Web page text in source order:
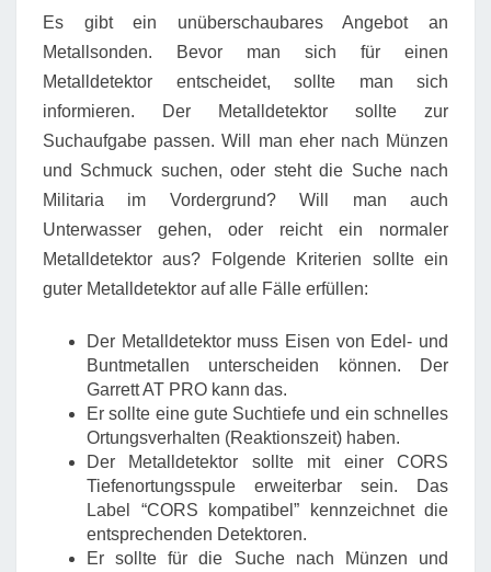
Es gibt ein unüberschaubares Angebot an
Metallsonden. Bevor man sich für einen
Metalldetektor entscheidet, sollte man sich
informieren. Der Metalldetektor sollte zur
Suchaufgabe passen. Will man eher nach Münzen
und Schmuck suchen, oder steht die Suche nach
Militaria im Vordergrund? Will man auch
Unterwasser gehen, oder reicht ein normaler
Metalldetektor aus? Folgende Kriterien sollte ein
guter Metalldetektor auf alle Fälle erfüllen:
Der Metalldetektor muss Eisen von Edel- und
Buntmetallen unterscheiden können. Der
Garrett AT PRO kann das.
Er sollte eine gute Suchtiefe und ein schnelles
Ortungsverhalten (Reaktionszeit) haben.
Der Metalldetektor sollte mit einer CORS
Tiefenortungsspule erweiterbar sein. Das
Label “CORS kompatibel” kennzeichnet die
entsprechenden Detektoren.
Er sollte für die Suche nach Münzen und